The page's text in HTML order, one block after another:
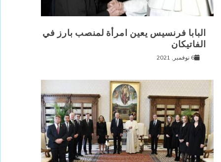
البابا فرنسيس يعين امرأة لمنصب بارز في
الفاتيكان
6 نوفمبر, 2021